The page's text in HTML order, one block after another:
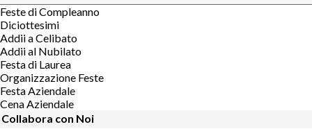
Feste di Compleanno
Diciottesimi
Addii a Celibato
Addii al Nubilato
Festa di Laurea
Organizzazione Feste
Festa Aziendale
Cena Aziendale
Collabora con Noi